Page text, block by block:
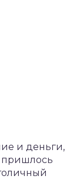
и деньги,
пришлось